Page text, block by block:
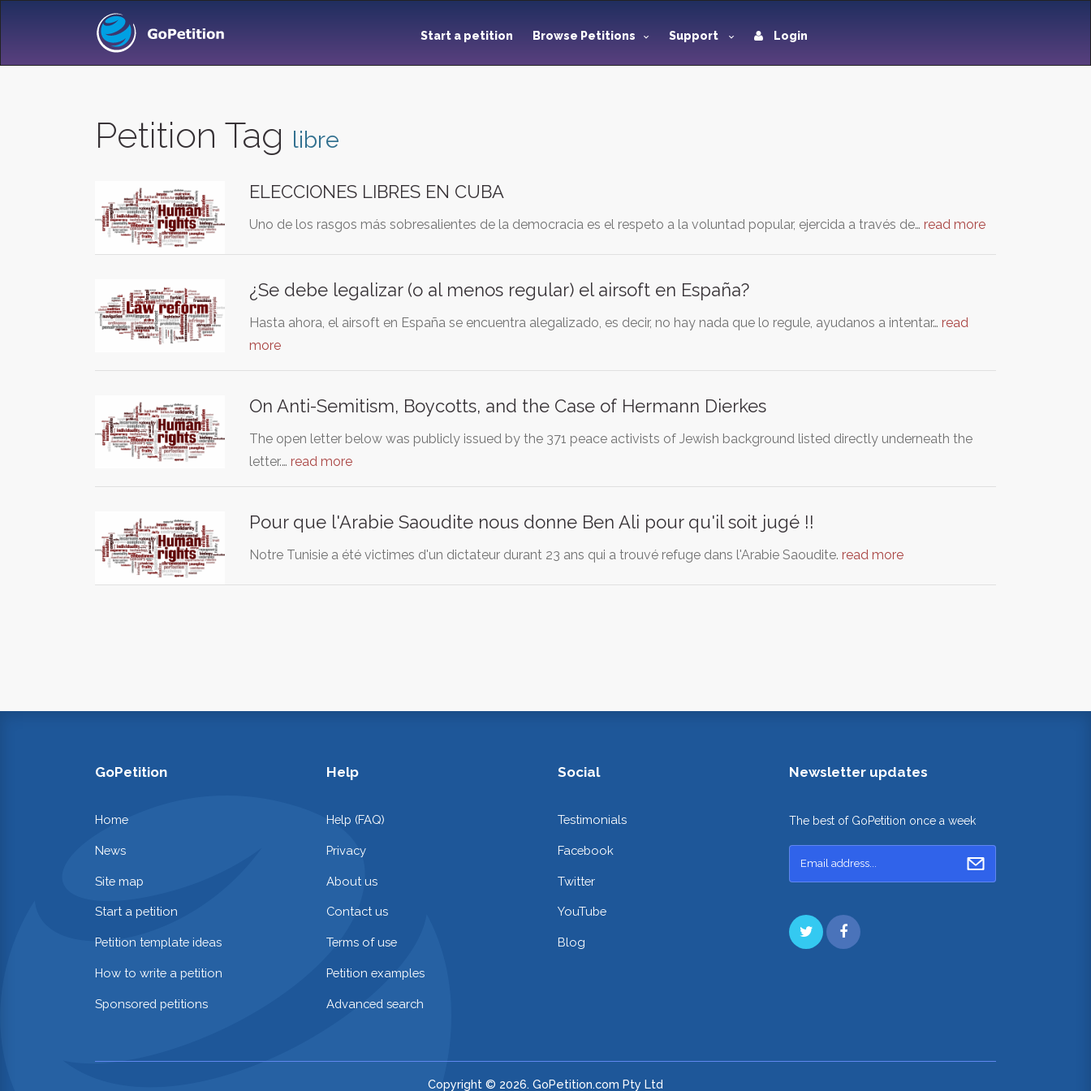
Start a petition Browse Petitions Support Login
Petition Tag libre
ELECCIONES LIBRES EN CUBA
Uno de los rasgos más sobresalientes de la democracia es el respeto a la voluntad popular, ejercida a través de… read more
¿Se debe legalizar (o al menos regular) el airsoft en España?
Hasta ahora, el airsoft en España se encuentra alegalizado, es decir, no hay nada que lo regule, ayudanos a intentar… read
more
On Anti-Semitism, Boycotts, and the Case of Hermann Dierkes
The open letter below was publicly issued by the 371 peace activists of Jewish background listed directly underneath the
letter.… read more
Pour que l'Arabie Saoudite nous donne Ben Ali pour qu'il soit jugé !!
Notre Tunisie a été victimes d'un dictateur durant 23 ans qui a trouvé refuge dans l'Arabie Saoudite. read more
GoPetition
Home
News
Site map
Start a petition
Petition template ideas
How to write a petition
Sponsored petitions
Help
Help (FAQ)
Privacy
About us
Contact us
Terms of use
Petition examples
Advanced search
Social
Testimonials
Facebook
Twitter
YouTube
Blog
Newsletter updates
The best of GoPetition once a week
Copyright © 2026. GoPetition.com Pty Ltd